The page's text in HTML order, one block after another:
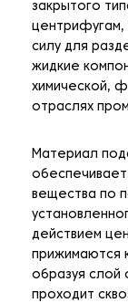
закрытого
силу для
жидкие
химической,
отраслях
Материал
вещества по
действием
прижимаются
образуя слой
проходит